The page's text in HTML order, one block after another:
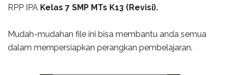
RPP IPA Kelas 7 SMP MTs K13 (Revisi).
Mudah-mudahan file ini bisa membantu anda semua
dalam mempersiapkan perangkan pembelajaran.